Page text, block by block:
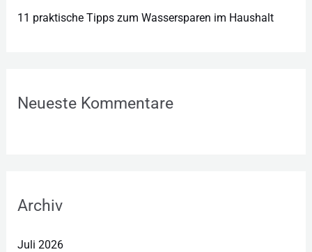
11 praktische Tipps zum Wassersparen im Haushalt
Neueste Kommentare
Archiv
Juli 2026